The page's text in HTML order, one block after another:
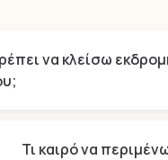
να κλείσω
Τι καιρό να